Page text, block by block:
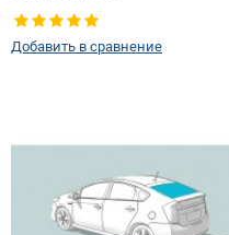
Тип кузова: Хетчбек
Добавить в сравнение